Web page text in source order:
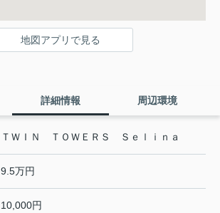
地図アプリで見る
詳細情報 周辺環境
ＴＷＩＮ ＴＯＷＥＲＳ Ｓｅｌｉｎａ
9.5万円
10,000円